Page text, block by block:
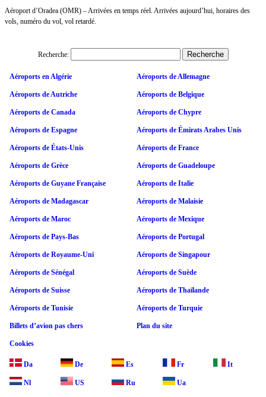
Aéroport d’Oradea (OMR) – Arrivées en temps réel. Arrivées aujourd’hui, horaires des
vols, numéro du vol, vol retardé.
Recherche:
Aéroports en Algérie Aéroports de Allemagne
Aéroports de Autriche Aéroports de Belgique
Aéroports de Canada Aéroports de Chypre
Aéroports de Espagne Aéroports de Émirats Arabes Unis
Aéroports de États-Unis Aéroports de France
Aéroports de Grèce Aéroports de Guadeloupe
Aéroports de Guyane Française Aéroports de Italie
Aéroports de Madagascar Aéroports de Malaisie
Aéroports de Maroc Aéroports de Mexique
Aéroports de Pays-Bas Aéroports de Portugal
Aéroports de Royaume-Uni Aéroports de Singapour
Aéroports de Sénégal Aéroports de Suède
Aéroports de Suisse Aéroports de Thaïlande
Aéroports de Tunisie Aéroports de Turquie
Billets d’avion pas chers Plan du site
Cookies
Da De Es Fr It
Nl US Ru Ua